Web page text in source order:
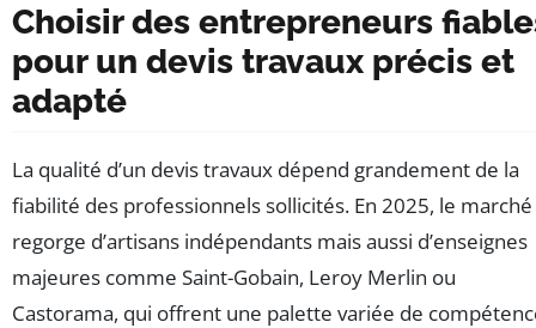
Choisir des entrepreneurs
pour un devis travaux précis et
adapté
La qualité d’un devis travaux dépend grandement de la
fiabilité des professionnels sollicités. En 2025, le marché
regorge d’artisans indépendants mais aussi d’enseignes
majeures comme Saint-Gobain, Leroy Merlin ou
Castorama, qui offrent une palette variée de